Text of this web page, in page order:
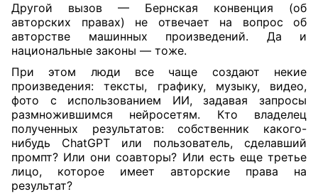
Другой вызов — Бернская конвенция (об
авторских правах) не отвечает на вопрос об
авторстве машинных произведений. Да и
национальные законы — тоже.
При этом люди все чаще создают некие
произведения: тексты, графику, музыку, видео,
фото с использованием ИИ, задавая запросы
размножившимся нейросетям. Кто владелец
полученных результатов: собственник какого-
нибудь ChatGPT или пользователь, сделавший
промпт? Или они соавторы? Или есть еще третье
лицо, которое имеет авторские права на
результат?